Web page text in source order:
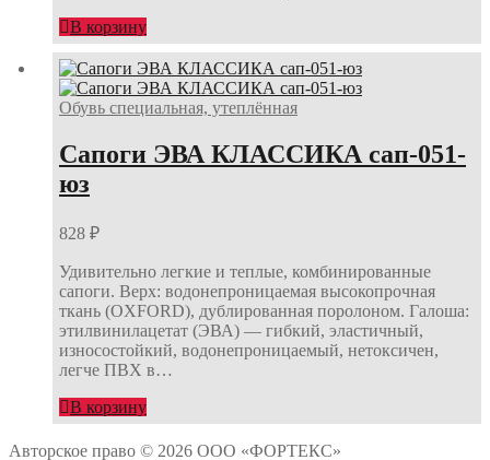
В корзину
Обувь специальная, утеплённая
Сапоги ЭВА КЛАССИКА сап-051-
юз
828 ₽
Удивительно легкие и теплые, комбинированные
сапоги. Верх: водонепроницаемая высокопрочная
ткань (OXFORD), дублированная поролоном. Галоша:
этилвинилацетат (ЭВА) — гибкий, эластичный,
износостойкий, водонепроницаемый, нетоксичен,
легче ПВХ в…
В корзину
Авторское право © 2026 ООО «ФОРТЕКС»